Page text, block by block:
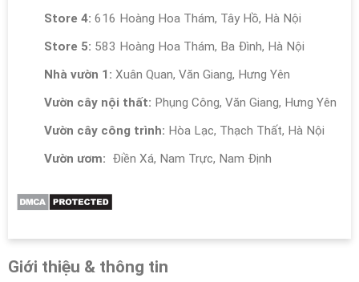
Store 4: 616 Hoàng Hoa Thám, Tây Hồ, Hà Nội
Store 5: 583 Hoàng Hoa Thám, Ba Đình, Hà Nội
Nhà vườn 1: Xuân Quan, Văn Giang, Hưng Yên
Vườn cây nội thất: Phụng Công, Văn Giang, Hưng Yên
Vườn cây công trình: Hòa Lạc, Thạch Thất, Hà Nội
Vườn ươm: Điền Xá, Nam Trực, Nam Định
Giới thiệu & thông tin